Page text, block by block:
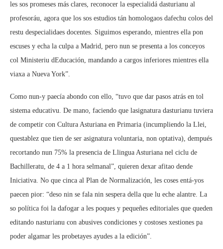
les sos promeses más clares, reconocer la especialidá dasturianu al
profesoráu, agora que los sos estudios tán homologaos dafechu colos del
restu despecialidaes docentes. Siguimos esperando, mientres ella pon
escuses y echa la culpa a Madrid, pero nun se presenta a los conceyos
col Ministeriu dEducación, mandando a cargos inferiores mientres ella
viaxa a Nueva York”.
Como nun-y paecía abondo con ello, “tuvo que dar pasos atrás en tol
sistema educativu. De mano, faciendo que lasignatura dasturianu tuviera
de competir con Cultura Asturiana en Primaria (incumpliendo la Llei,
questablez que tien de ser asignatura voluntaria, non optativa), dempués
recortando nun 75% la presencia de Llingua Asturiana nel ciclu de
Bachilleratu, de 4 a 1 hora selmanal”, quieren dexar afitao dende
Iniciativa. No que cinca al Plan de Normalización, les coses entá-yos
paecen pior: “deso nin se fala nin sespera della que lu eche alantre. La
so política foi la dafogar a les poques y pequeñes editoriales que queden
editando nasturianu con abusives condiciones y costoses xestiones pa
poder algamar les probetayes ayudes a la edición”.